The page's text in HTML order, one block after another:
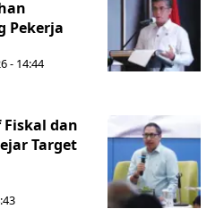
Pekerja
- 14:44
dan
Target